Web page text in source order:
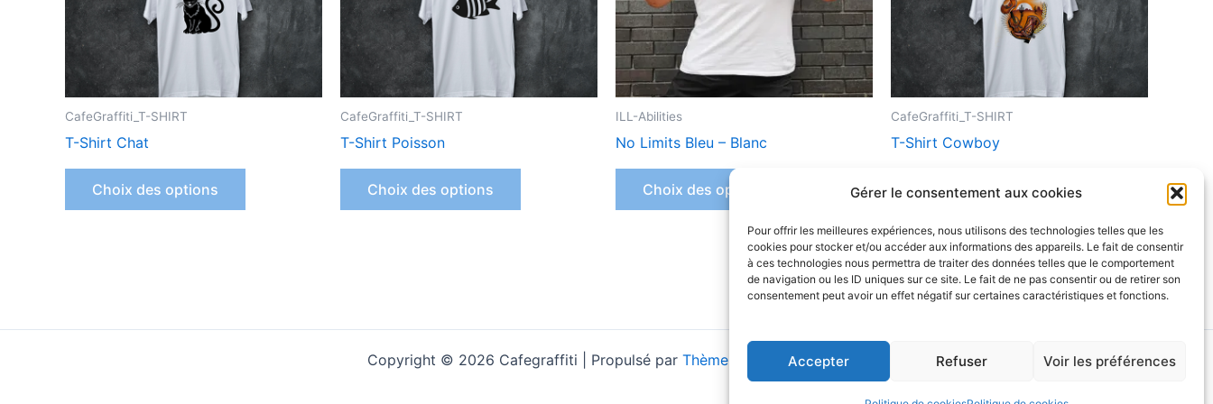
Gérer le consentement aux cookies
Pour offrir les meilleures expériences, nous utilisons des technologies telles que les
cookies pour stocker et/ou accéder aux informations des appareils. Le fait de consentir
à ces technologies nous permettra de traiter des données telles que le comportement
de navigation ou les ID uniques sur ce site. Le fait de ne pas consentir ou de retirer son
consentement peut avoir un effet négatif sur certaines caractéristiques et fonctions.
Accepter Refuser Voir les préférences
CafeGraffiti_T-SHIRT
T-Shirt Chat
Choix des options
peuvent
être
choisies
CafeGraffiti_T-SHIRT
T-Shirt Poisson
Choix des options
peuvent
être
choisies
ILL-Abilities
No Limits Bleu – Blanc
Choix des options
peuvent
être
choisies
sur
CafeGraffiti_T-SHIRT
T-Shirt Cowboy
Choix des options
peuvent
être
choisies
Copyright © 2026 Cafegraffiti | Propulsé par Thème WordPress Astra